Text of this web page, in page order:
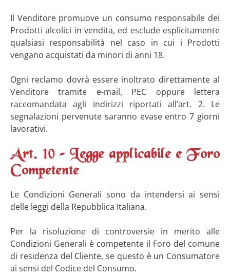
Il Venditore promuove un consumo responsabile dei
Prodotti alcolici in vendita, ed esclude esplicitamente
qualsiasi responsabilità nel caso in cui i Prodotti
vengano acquistati da minori di anni 18.
Ogni reclamo dovrà essere inoltrato direttamente al
Venditore tramite e-mail, PEC oppure lettera
raccomandata agli indirizzi riportati all’art. 2. Le
segnalazioni pervenute saranno evase entro 7 giorni
lavorativi.
Art. 10 – Legge applicabile e Foro
Competente
Le Condizioni Generali sono da intendersi ai sensi
delle leggi della Repubblica Italiana.
Per la risoluzione di controversie in merito alle
Condizioni Generali è competente il Foro del comune
di residenza del Cliente, se questo è un Consumatore
ai sensi del Codice del Consumo.